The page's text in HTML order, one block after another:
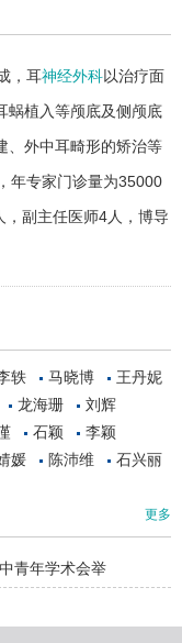
，耳神经外科以治疗面
蜗植入等颅底及侧颅底
、外中耳畸形的矫治等
年专家门诊量为35000
副主任医师4人，博导
轶 马晓博
王丹妮
龙海珊
刘辉
石颖
李颖
媛 陈沛维 石兴丽
更多
青年学术会举